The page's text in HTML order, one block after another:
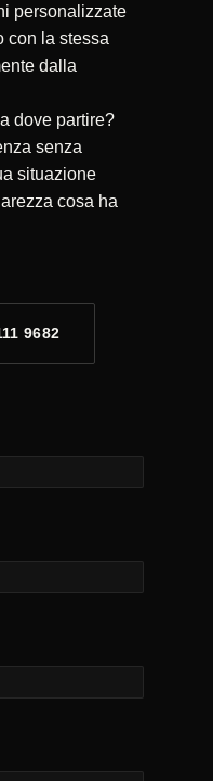
personalizzate
con la stessa
dalla
dove partire?
senza
situazione
cosa ha
9682